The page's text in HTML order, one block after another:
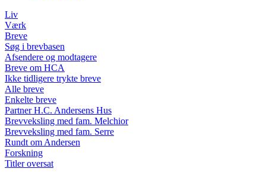
Liv
Værk
Breve
Søg i brevbasen
Afsendere og modtagere
Breve om HCA
Ikke tidligere trykte breve
Alle breve
Enkelte breve
Partner H.C. Andersens Hus
Brevveksling med fam. Melchior
Brevveksling med fam. Serre
Rundt om Andersen
Forskning
Titler oversat